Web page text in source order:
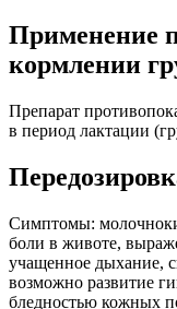
Применение
кормлении
Препарат
в период лактации
Симптомы:
боли в животе,
учащенное дыхание,
возможно развитие
бледностью кожных